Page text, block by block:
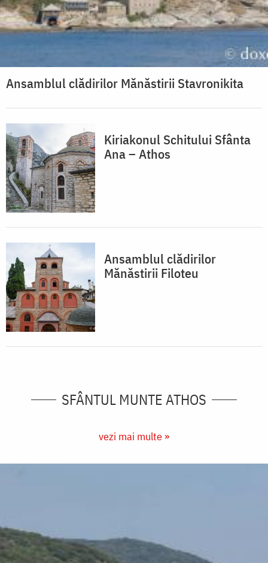
Ansamblul clădirilor Mănăstirii Stavronikita
Kiriakonul Schitului Sfânta
Ana – Athos
Ansamblul clădirilor
Mănăstirii Filoteu
SFÂNTUL MUNTE ATHOS
vezi mai multe »